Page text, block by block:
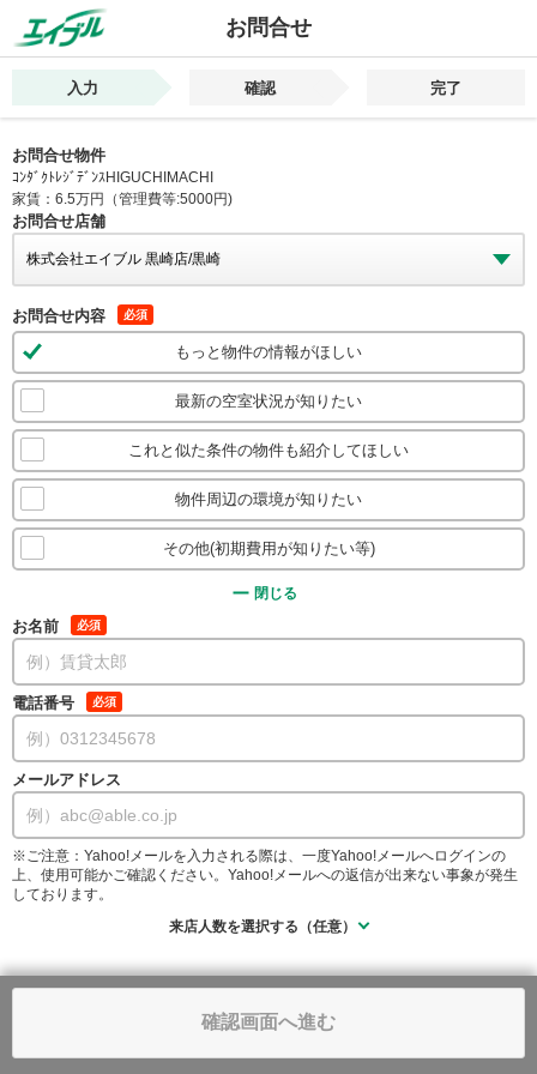
お問合せ
入力 確認 完了
お問合せ物件
ｺﾝﾀﾞｸﾄﾚｼﾞﾃﾞﾝｽHIGUCHIMACHI
家賃：6.5万円（管理費等:5000円)
お問合せ店舗
お問合せ内容 必須
もっと物件の情報がほしい
最新の空室状況が知りたい
これと似た条件の物件も紹介してほしい
物件周辺の環境が知りたい
その他(初期費用が知りたい等)
閉じる
お名前 必須
電話番号 必須
メールアドレス
※ご注意：Yahoo!メールを入力される際は、一度Yahoo!メールへログインの
上、使用可能かご確認ください。Yahoo!メールへの返信が出来ない事象が発生
しております。
来店人数を選択する（任意）
確認画面へ進む